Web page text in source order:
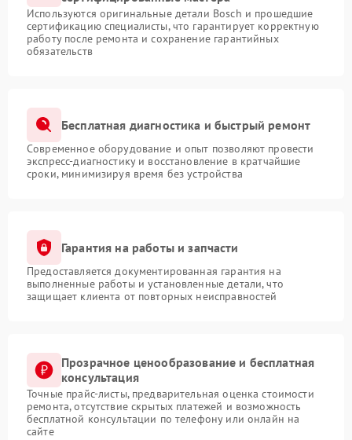
Используются оригинальные детали Bosch и прошедшие
сертификацию специалисты, что гарантирует корректную
работу после ремонта и сохранение гарантийных
обязательств
Бесплатная диагностика и быстрый ремонт
Современное оборудование и опыт позволяют провести
экспресс-диагностику и восстановление в кратчайшие
сроки, минимизируя время без устройства
Гарантия на работы и запчасти
Предоставляется документированная гарантия на
выполненные работы и установленные детали, что
защищает клиента от повторных неисправностей
Прозрачное ценообразование и бесплатная
консультация
Точные прайс-листы, предварительная оценка стоимости
ремонта, отсутствие скрытых платежей и возможность
бесплатной консультации по телефону или онлайн на
сайте